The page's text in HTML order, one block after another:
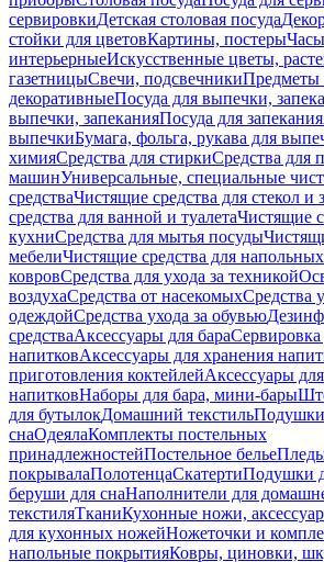
сервировкиДетская столовая посуда
стойки для цветовКартины, постерыЧасы
интерьерныеИскусственные цветы,
газетницыСвечи, подсвечникиПредметы
декоративныеПосуда для выпечки,
выпечки, запеканияПосуда для запекания
выпечкиБумага, фольга, рукава для
химияСредства для стиркиСредства для
машинУниверсальные, специальные
средстваЧистящие средства для стекол и
средства для ванной и туалетаЧистящие
кухниСредства для мытья посуды
мебелиЧистящие средства для
ковровСредства для ухода за техникой
воздухаСредства от насекомыхСредства
одеждойСредства ухода за обувью
средстваАксессуары для бараСервировка
напитковАксессуары для хранения
приготовления коктейлейАксессуары
напитковНаборы для бара, мини-бары
для бутылокДомашний текстиль
снаОдеялаКомплекты постельных
принадлежностейПостельное белье
покрывалаПолотенцаСкатертиПодушки
беруши для снаНаполнители для
текстиляТканиКухонные ножи,
для кухонных ножейНожеточки и
напольные покрытияКовры, циновки,